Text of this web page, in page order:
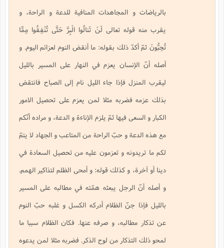
بالرياضات و المجاهدات المنافية للدعة و الراحة، و
يقرب منه قوله تعالىلَنْ تَنالُوا الْبِرَّ حَتَّى تُنْفِقُوا مِمَّا
تُحِبُّونَثمّ أكدّ ذلك بقوله: ما أنقض النوم لعزائم اليوم. و
أصله أنّ الإنسان يعزم في النهار على المسير بالليل
ليقرب المنزل فإذا جاء الليل نام إلى الصباح فانتقض
بذلك عزمه فضربه مثلا لمن يعزم على تحصيل الامور
الكبار و السعى فيها ثمّ يلزم الإناءة و الدعة، و مراده أنّكم
مع هذه الدعة و حبّ الراحة من المتاعب و الجهاد لا يتمّ
لكم ما تريدونه و تعزمون عليه من تحصيل السعادة في
دينا أو آخرة، و كذلك قوله: و أمحى الظلم لتذاكير الهمم.
و أصله أنّ الرجل يبعثه همّته في مطالبه على المسير
بالليل فإذا جنّ الظلام أدركه الكسل و غلبه حبّ النوم
عن تذكار مطالبه، و صرفه عنها. فكان الظلام سببا ما
لمحو ذلك التذكار من لوح الذكر. فضربه مثلا لمن يدعوه